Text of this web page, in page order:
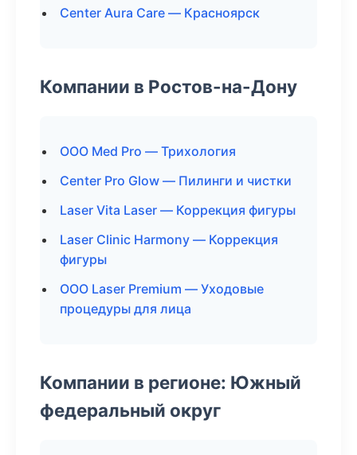
Center Aura Care — Красноярск
Компании в Ростов-на-Дону
ООО Med Pro — Трихология
Center Pro Glow — Пилинги и чистки
Laser Vita Laser — Коррекция фигуры
Laser Clinic Harmony — Коррекция
фигуры
ООО Laser Premium — Уходовые
процедуры для лица
Компании в регионе: Южный
федеральный округ